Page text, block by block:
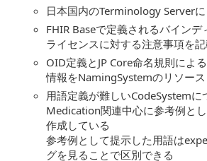
日本国内のTerminology Server
FHIR Baseで定義されるバイン
ライセンスに対する注意事項を
OID定義とJP Core命名規則によ
情報をNamingSystemのリソー
用語定義が難しいCodeSystemに
Medication関連中心に参考例と
作成している
参考例として提示した用語は
グを見ることで区別できる